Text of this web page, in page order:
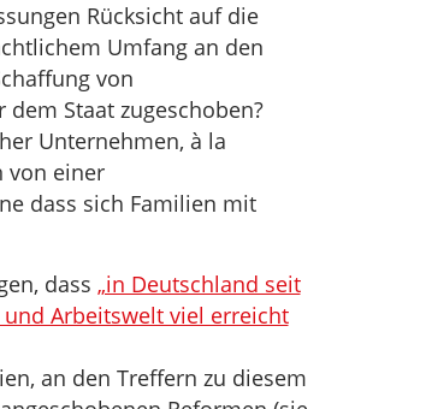
Rücksicht auf die
Umfang an den
von
Staat zugeschoben?
Unternehmen, à la
von einer
dass sich Familien mit
dass „in Deutschland seit
Arbeitswelt viel erreicht
an den Treffern zu diesem